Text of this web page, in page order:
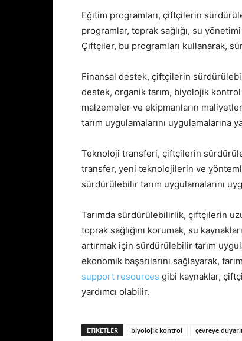
Eğitim programları, çiftçilerin
programlar, toprak sağlığı, su
Çiftçiler, bu programları kullanarak,
Finansal destek, çiftçilerin
destek, organik tarım, biyolojik
malzemeler ve ekipmanların
tarım uygulamalarını uygulamalarına
Teknoloji transferi, çiftçilerin
transfer, yeni teknolojilerin ve
sürdürülebilir tarım uygulamalarını
Tarımda sürdürülebilirlik, çiftçilerin
toprak sağlığını korumak, su
artırmak için sürdürülebilir tarım
ekonomik başarılarını sağlayarak,
support resources gibi kaynaklar,
yardımcı olabilir.
ETIKETLER biyolojik kontrol çevreye